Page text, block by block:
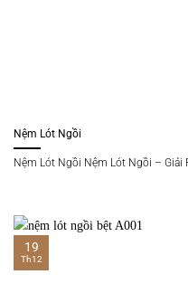
Nệm Lót Ngồi
Nệm Lót Ngồi Nệm Lót Ngồi – Giải
19
Th12